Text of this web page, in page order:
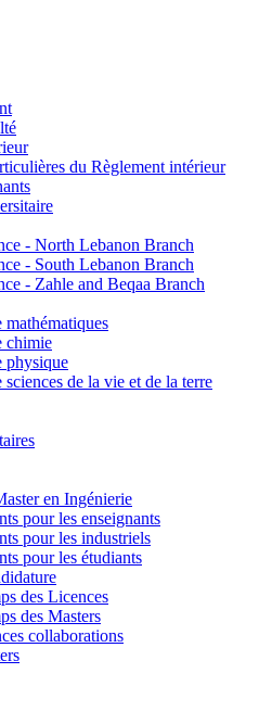
du Règlement intérieur
- North Lebanon Branch
- South Lebanon Branch
- Zahle and Beqaa Branch
mathématiques
chimie
physique
sciences de la vie et de la terre
en Ingénierie
pour les enseignants
pour les industriels
pour les étudiants
des Licences
des Masters
collaborations